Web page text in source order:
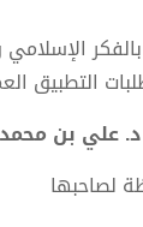
التطبيق
لصاحبها